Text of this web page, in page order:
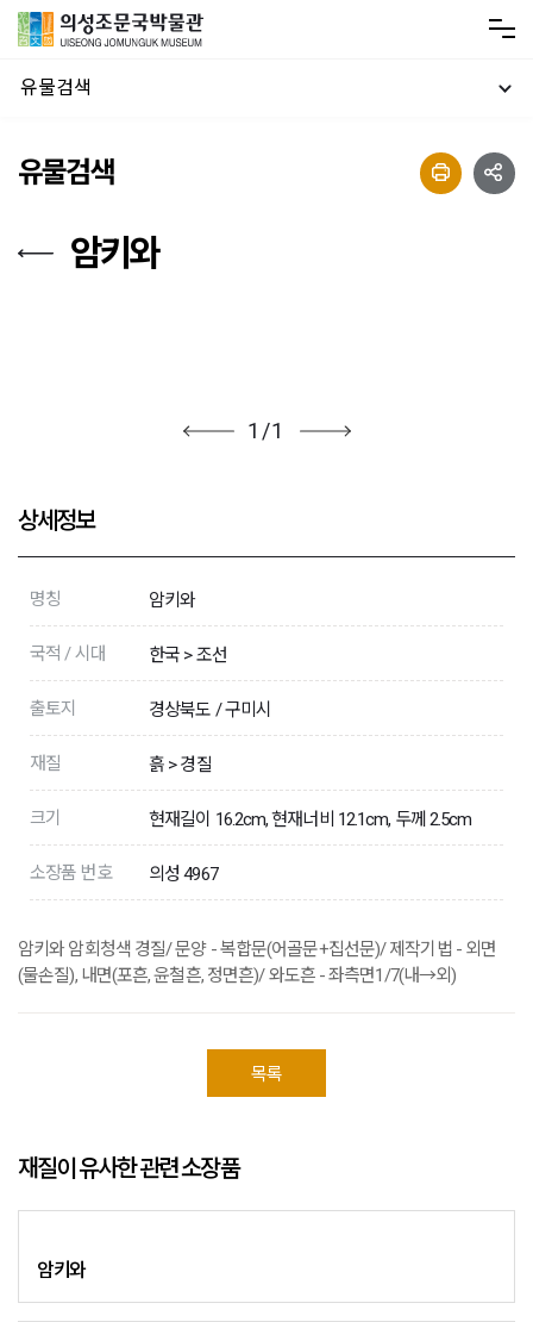
유물검색
유물검색
암키와
1 /1
상세정보
명칭 암키와
국적 / 시대 한국 > 조선
출토지 경상북도 / 구미시
재질 흙 > 경질
크기 현재길이 16.2cm, 현재너비 12.1cm, 두께 2.5cm
소장품 번호 의성 4967
암키와 암회청색 경질/ 문양 - 복합문(어골문+집선문)/ 제작기법 - 외면
(물손질), 내면(포흔, 윤철흔, 정면흔)/ 와도흔 - 좌측면1/7(내→외)
목록
재질이 유사한 관련 소장품
암키와